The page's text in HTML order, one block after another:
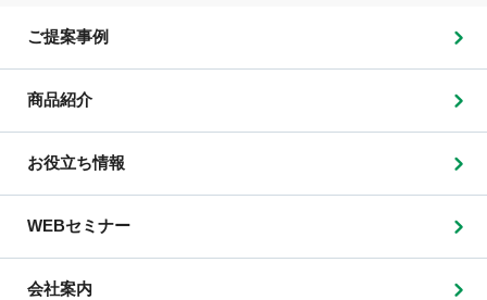
ご提案事例
商品紹介
お役立ち情報
WEBセミナー
会社案内